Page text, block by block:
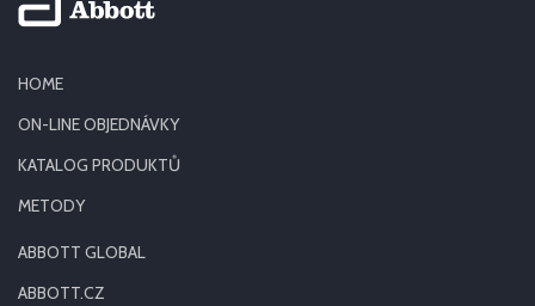
HOME
ON-LINE OBJEDNÁVKY
KATALOG PRODUKTŮ
METODY
ABBOTT GLOBAL
ABBOTT.CZ